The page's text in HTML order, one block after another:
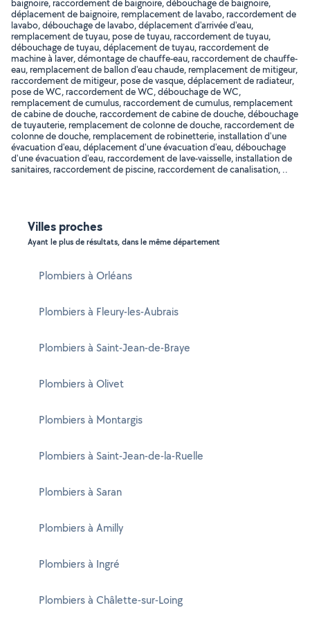
baignoire, raccordement de baignoire, débouchage de baignoire,
déplacement de baignoire, remplacement de lavabo, raccordement de
lavabo, débouchage de lavabo, déplacement d'arrivée d'eau,
remplacement de tuyau, pose de tuyau, raccordement de tuyau,
débouchage de tuyau, déplacement de tuyau, raccordement de
machine à laver, démontage de chauffe-eau, raccordement de chauffe-
eau, remplacement de ballon d'eau chaude, remplacement de mitigeur,
raccordement de mitigeur, pose de vasque, déplacement de radiateur,
pose de WC, raccordement de WC, débouchage de WC,
remplacement de cumulus, raccordement de cumulus, remplacement
de cabine de douche, raccordement de cabine de douche, débouchage
de tuyauterie, remplacement de colonne de douche, raccordement de
colonne de douche, remplacement de robinetterie, installation d'une
évacuation d'eau, déplacement d'une évacuation d'eau, débouchage
d'une évacuation d'eau, raccordement de lave-vaisselle, installation de
sanitaires, raccordement de piscine, raccordement de canalisation, ..
Villes proches
Ayant le plus de résultats, dans le même département
Plombiers à Orléans
Plombiers à Fleury-les-Aubrais
Plombiers à Saint-Jean-de-Braye
Plombiers à Olivet
Plombiers à Montargis
Plombiers à Saint-Jean-de-la-Ruelle
Plombiers à Saran
Plombiers à Amilly
Plombiers à Ingré
Plombiers à Châlette-sur-Loing